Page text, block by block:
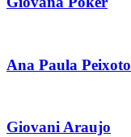
Ana Paula Peixoto
Giovani Araujo